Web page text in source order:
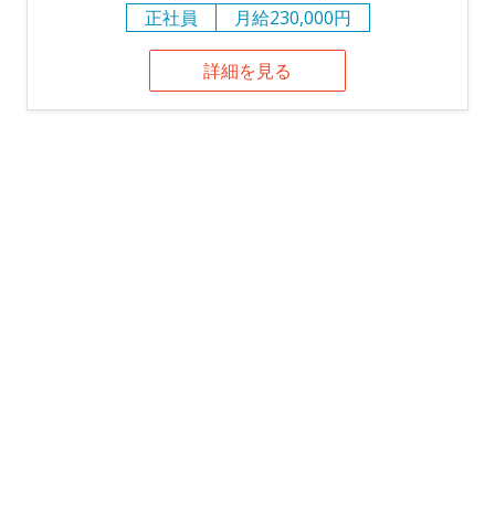
正社員
月給230,000円
詳細を見る